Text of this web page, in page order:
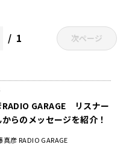
1 次ページ
RADIO GARAGE リスナー
らのメッセージを紹介！
真彦 RADIO GARAGE